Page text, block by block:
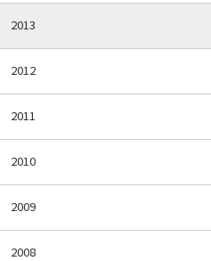
2013
2012
2011
2010
2009
2008